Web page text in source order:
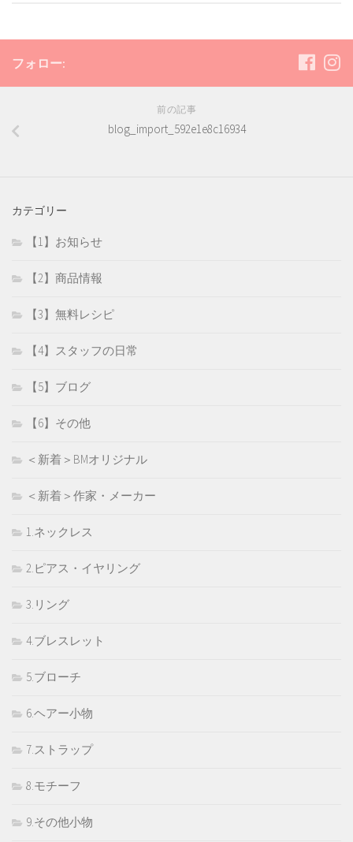
フォロー:
前の記事
blog_import_592e1e8c16934
カテゴリー
【1】お知らせ
【2】商品情報
【3】無料レシピ
【4】スタッフの日常
【5】ブログ
【6】その他
＜新着＞BMオリジナル
＜新着＞作家・メーカー
1.ネックレス
2.ピアス・イヤリング
3.リング
4.ブレスレット
5.ブローチ
6.ヘアー小物
7.ストラップ
8.モチーフ
9.その他小物